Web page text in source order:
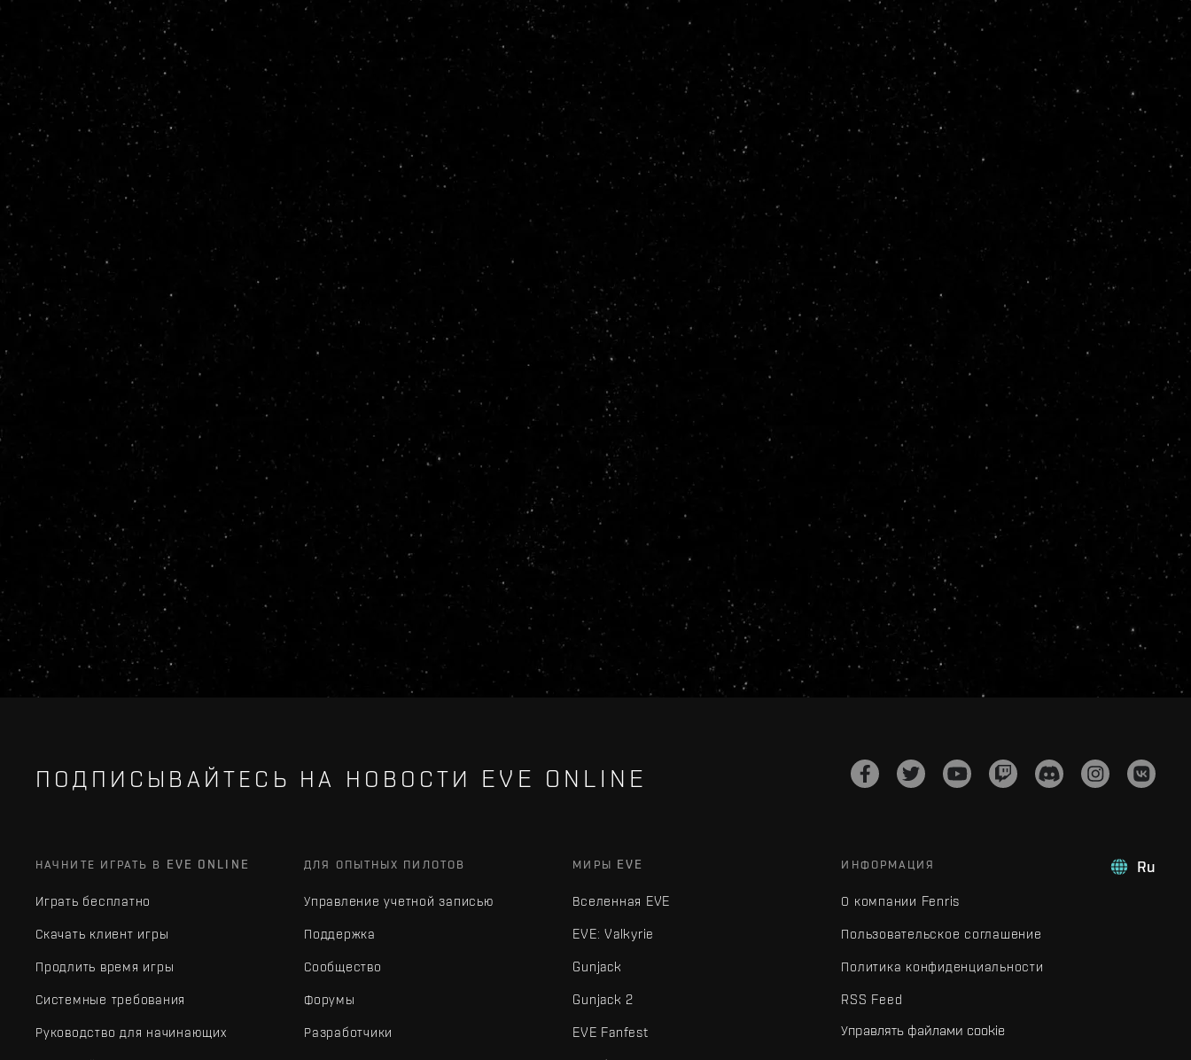
ПОДПИСЫВАЙТЕСЬ НА НОВОСТИ EVE ONLINE
Ru
НАЧНИТЕ ИГРАТЬ В EVE ONLINE
Играть бесплатно
Скачать клиент игры
Продлить время игры
Системные требования
Руководство для начинающих
ДЛЯ ОПЫТНЫХ ПИЛОТОВ
Управление учетной записью
Поддержка
Сообщество
Форумы
Разработчики
МИРЫ EVE
Вселенная EVE
EVE: Valkyrie
Gunjack
Gunjack 2
EVE Fanfest
ИНФОРМАЦИЯ
О компании Fenris
Пользовательское соглашение
Политика конфиденциальности
RSS Feed
Управлять файлами cookie